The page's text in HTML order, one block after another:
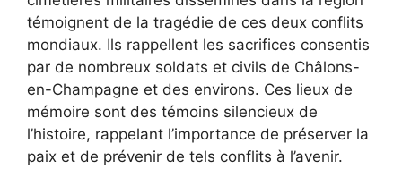
témoignent de la tragédie de ces deux conflits
mondiaux. Ils rappellent les sacrifices consentis
par de nombreux soldats et civils de Châlons-
en-Champagne et des environs. Ces lieux de
mémoire sont des témoins silencieux de
l’histoire, rappelant l’importance de préserver la
paix et de prévenir de tels conflits à l’avenir.